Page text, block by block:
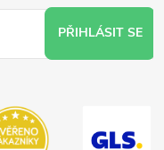
PŘIHLÁSIT SE